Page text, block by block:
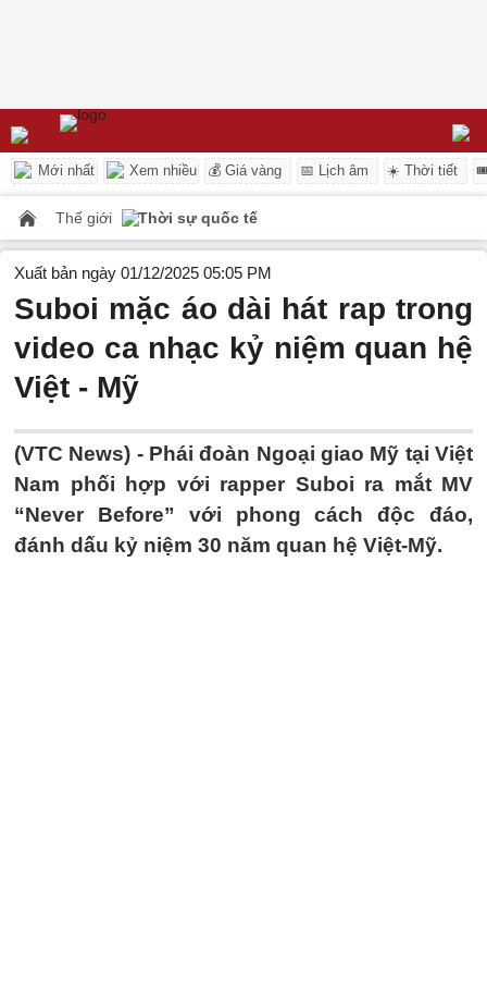
Mới nhất Xem nhiều 💰 Giá vàng 📅 Lịch âm ☀️ Thời tiết
Thế giới Thời sự quốc tế
Xuất bản ngày 01/12/2025 05:05 PM
Suboi mặc áo dài hát rap trong
video ca nhạc kỷ niệm quan hệ
Việt - Mỹ
(VTC News) - Phái đoàn Ngoại giao Mỹ tại Việt
Nam phối hợp với rapper Suboi ra mắt MV
“Never Before” với phong cách độc đáo,
đánh dấu kỷ niệm 30 năm quan hệ Việt-Mỹ.